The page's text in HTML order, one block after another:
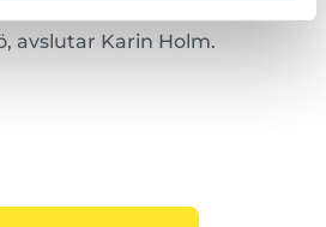
och bidra till en säkrare och
avslutar Karin Holm.